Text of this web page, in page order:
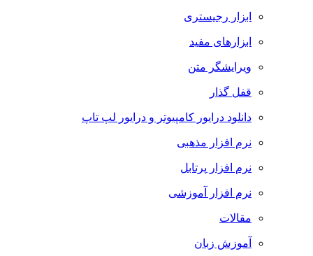
ابزار رجیستری
ابزارهای مفید
ویرایشگر متن
قفل گذار
دانلود درایور کامپیوتر و درایور لپ تاپ
نرم افزار مذهبی
نرم افزار پرتابل
نرم افزار آموزشی
مقالات
آموزش زبان